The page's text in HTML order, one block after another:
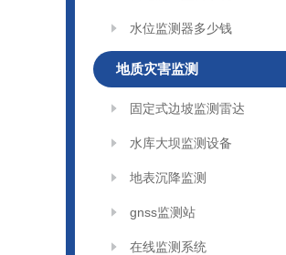
水位监测器多少钱
地质灾害监测
固定式边坡监测雷达
水库大坝监测设备
地表沉降监测
gnss监测站
在线监测系统